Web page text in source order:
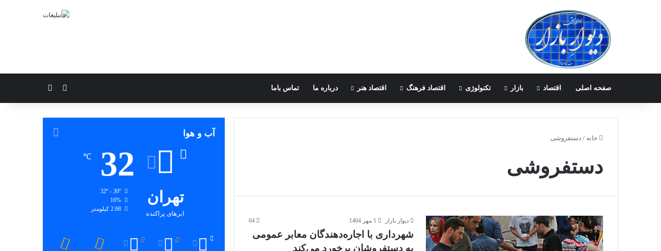
صفحه اصلی اقتصاد بازار تکنولوژی اقتصاد فرهنگ اقتصاد هنر درباره ما تماس باما تغییر پوسته
خانه / دستفروشی
دستفروشی
دیوار بازار 1 مهر 1404 64
شهرداری با اجاره‌دهندگان معابر عمومی
به دستفروشان برخورد می‌کند
آب و هوا
تهران
ابرهای پراکنده
32
℃
16%
2.68 کیلومتر